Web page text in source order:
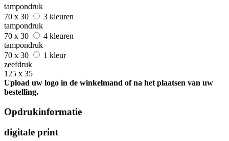
tampondruk
70 x 30
3 kleuren
tampondruk
70 x 30
4 kleuren
tampondruk
70 x 30
1 kleur
zeefdruk
125 x 35
Upload uw logo in de winkelmand of na het plaatsen van uw
bestelling.
Opdrukinformatie
digitale print